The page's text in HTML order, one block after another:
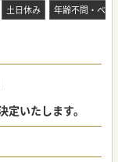
土日休み 年齢不問・ベテ
いたします。